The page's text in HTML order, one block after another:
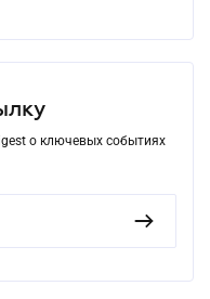
о ключевых событиях